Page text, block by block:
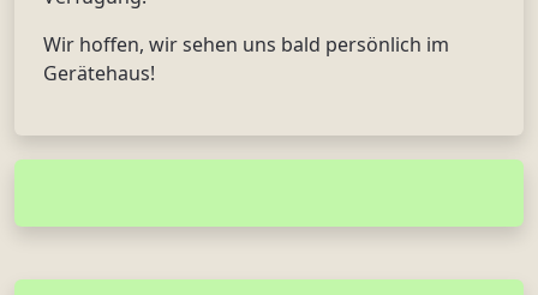
Wir hoffen, wir sehen uns bald persönlich im
Gerätehaus!